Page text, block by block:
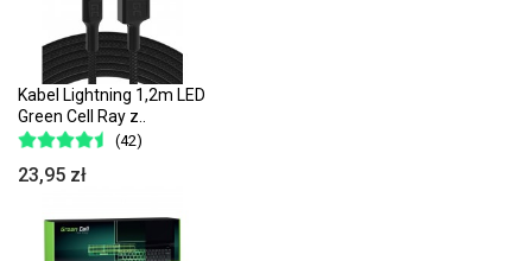
Kabel Lightning 1,2m LED
Green Cell Ray z..
(42)
23,95 zł